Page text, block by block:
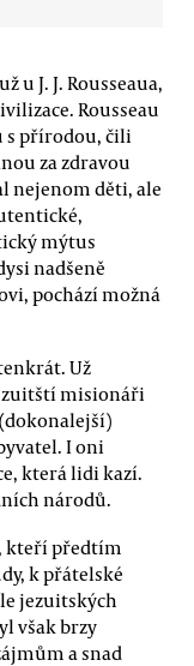
u J. J. Rousseaua,
Rousseau
s přírodou, čili
za zdravou
nejenom děti, ale
mýtus
nadšeně
pochází možná
Už
misionáři
I oni
která lidi kazí.
národů.
kteří předtím
k přátelské
jezuitských
však brzy
a snad